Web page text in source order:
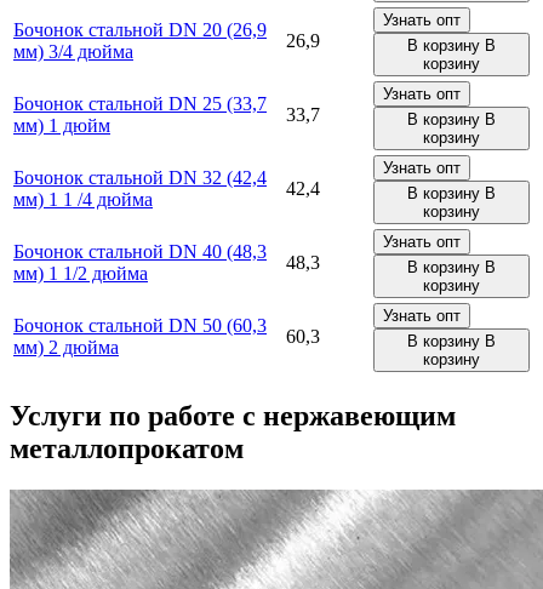
Бочонок стальной DN 20 (26,9
мм) 3/4 дюйма
26,9
Узнать опт
В корзину В
корзину
Бочонок стальной DN 25 (33,7
мм) 1 дюйм
33,7
Узнать опт
В корзину В
корзину
Бочонок стальной DN 32 (42,4
мм) 1 1 /4 дюйма
42,4
Узнать опт
В корзину В
корзину
Бочонок стальной DN 40 (48,3
мм) 1 1/2 дюйма
48,3
Узнать опт
В корзину В
корзину
Бочонок стальной DN 50 (60,3
мм) 2 дюйма
60,3
Узнать опт
В корзину В
корзину
Услуги по работе с нержавеющим
металлопрокатом